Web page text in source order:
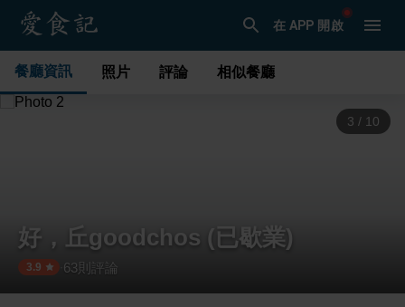
在 APP 開啟
餐廳資訊 照片 評論 相似餐廳
3 / 10
好，丘goodchos (已歇業)
3.9 63 則評論